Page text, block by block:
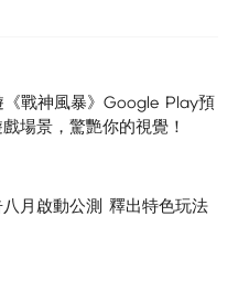
《戰神風暴》Google Play預
場景，驚艷你的視覺！
八月啟動公測 釋出特色玩法